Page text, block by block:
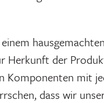
Herkunft der
Komponenten mit
dass wir